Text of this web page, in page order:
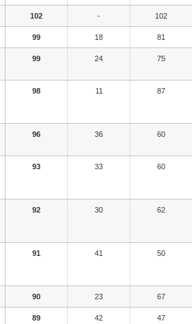
102 - 102
99 18 81
99 24 75
98 11 87
96 36 60
93 33 60
92 30 62
91 41 50
90 23 67
89 42 47